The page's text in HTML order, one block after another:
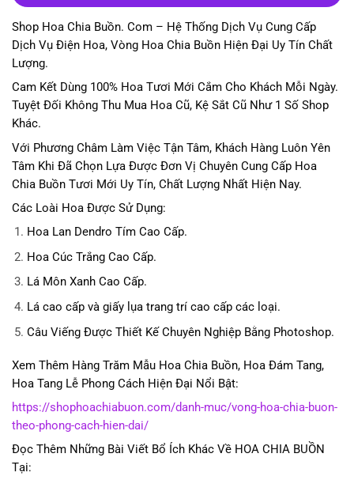
Shop Hoa Chia Buồn. Com – Hệ Thống Dịch Vụ Cung Cấp
Dịch Vụ Điện Hoa, Vòng Hoa Chia Buồn Hiện Đại Uy Tín Chất
Lượng.
Cam Kết Dùng 100% Hoa Tươi Mới Cắm Cho Khách Mỗi Ngày.
Tuyệt Đối Không Thu Mua Hoa Cũ, Kệ Sắt Cũ Như 1 Số Shop
Khác.
Với Phương Châm Làm Việc Tận Tâm, Khách Hàng Luôn Yên
Tâm Khi Đã Chọn Lựa Được Đơn Vị Chuyên Cung Cấp Hoa
Chia Buồn Tươi Mới Uy Tín, Chất Lượng Nhất Hiện Nay.
Các Loài Hoa Được Sử Dụng:
Hoa Lan Dendro Tím Cao Cấp.
Hoa Cúc Trắng Cao Cấp.
Lá Môn Xanh Cao Cấp.
Lá cao cấp và giấy lụa trang trí cao cấp các loại.
Câu Viếng Được Thiết Kế Chuyên Nghiệp Bằng Photoshop.
Xem Thêm Hàng Trăm Mẫu Hoa Chia Buồn, Hoa Đám Tang,
Hoa Tang Lễ Phong Cách Hiện Đại Nổi Bật:
https://shophoachiabuon.com/danh-muc/vong-hoa-chia-buon-
theo-phong-cach-hien-dai/
Đọc Thêm Những Bài Viết Bổ Ích Khác Về HOA CHIA BUỒN
Tại: